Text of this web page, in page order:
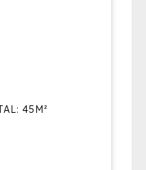
45M²